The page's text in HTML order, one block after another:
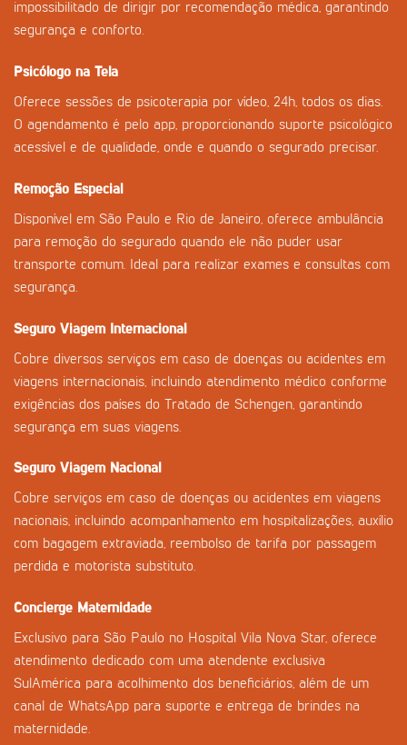
impossibilitado de dirigir por recomendação médica, garantindo
segurança e conforto.
Psicólogo na Tela
Oferece sessões de psicoterapia por vídeo, 24h, todos os dias.
O agendamento é pelo app, proporcionando suporte psicológico
acessível e de qualidade, onde e quando o segurado precisar.
Remoção Especial
Disponível em São Paulo e Rio de Janeiro, oferece ambulância
para remoção do segurado quando ele não puder usar
transporte comum. Ideal para realizar exames e consultas com
segurança.
Seguro Viagem Internacional
Cobre diversos serviços em caso de doenças ou acidentes em
viagens internacionais, incluindo atendimento médico conforme
exigências dos países do Tratado de Schengen, garantindo
segurança em suas viagens.
Seguro Viagem Nacional
Cobre serviços em caso de doenças ou acidentes em viagens
nacionais, incluindo acompanhamento em hospitalizações, auxílio
com bagagem extraviada, reembolso de tarifa por passagem
perdida e motorista substituto.
Concierge Maternidade
Exclusivo para São Paulo no Hospital Vila Nova Star, oferece
atendimento dedicado com uma atendente exclusiva
SulAmérica para acolhimento dos beneficiários, além de um
canal de WhatsApp para suporte e entrega de brindes na
maternidade.